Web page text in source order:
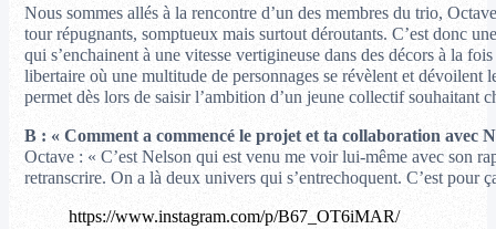
Nous sommes allés à la rencontre d’un des membres du trio,
tour répugnants, somptueux mais surtout déroutants. C’est donc
qui s’enchainent à une vitesse vertigineuse dans des décors à la
libertaire où une multitude de personnages se révèlent et dévoilent
permet dès lors de saisir l’ambition d’un jeune collectif souhaitant
B : « Comment a commencé le projet et ta collaboration avec
Octave : « C’est Nelson qui est venu me voir lui-même avec son
retranscrire. On a là deux univers qui s’entrechoquent. C’est
https://www.instagram.com/p/B67_OT6iMAR/